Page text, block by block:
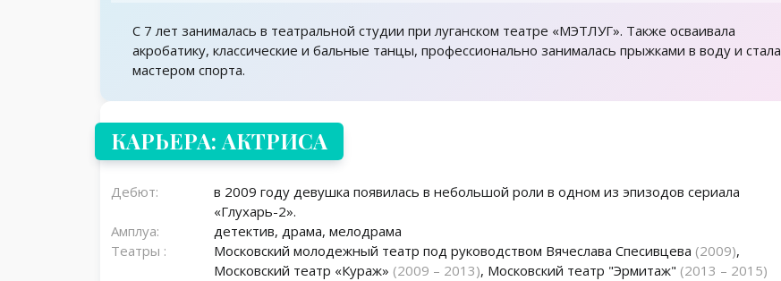
С 7 лет занималась в театральной студии при луганском театре «МЭТЛУГ». Также осваивала
акробатику, классические и бальные танцы, профессионально занималась прыжками в воду и стала
мастером спорта.
КАРЬЕРА: АКТРИСА
Дебют:
в 2009 году девушка появилась в небольшой роли в одном из эпизодов сериала
«Глухарь-2».
Амплуа:
детектив, драма, мелодрама
Театры :
Московский молодежный театр под руководством Вячеслава Спесивцева (2009),
Московский театр «Кураж» (2009 – 2013), Московский театр "Эрмитаж" (2013 – 2015)